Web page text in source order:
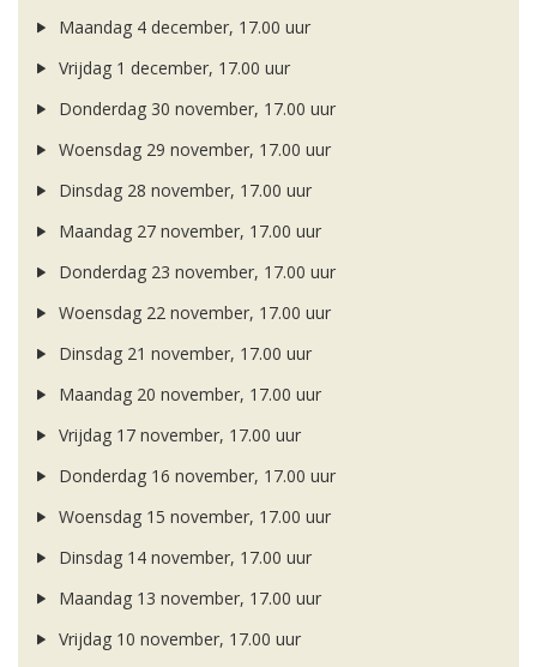
Maandag 4 december, 17.00 uur
Vrijdag 1 december, 17.00 uur
Donderdag 30 november, 17.00 uur
Woensdag 29 november, 17.00 uur
Dinsdag 28 november, 17.00 uur
Maandag 27 november, 17.00 uur
Donderdag 23 november, 17.00 uur
Woensdag 22 november, 17.00 uur
Dinsdag 21 november, 17.00 uur
Maandag 20 november, 17.00 uur
Vrijdag 17 november, 17.00 uur
Donderdag 16 november, 17.00 uur
Woensdag 15 november, 17.00 uur
Dinsdag 14 november, 17.00 uur
Maandag 13 november, 17.00 uur
Vrijdag 10 november, 17.00 uur